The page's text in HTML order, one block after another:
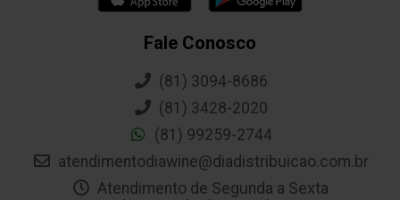
Fale Conosco
(81) 3094-8686
(81) 3428-2020
(81) 99259-2744
atendimentodiawine@diadistribuicao.com.br
Atendimento de Segunda a Sexta